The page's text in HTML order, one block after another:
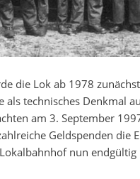
die Lok ab 1978
als technisches Denkmal
am 3. September
Geldspenden die
nun